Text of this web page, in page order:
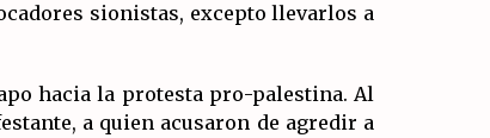
sionistas, excepto llevarlos a
hacia la protesta pro-palestina. Al
a quien acusaron de agredir a